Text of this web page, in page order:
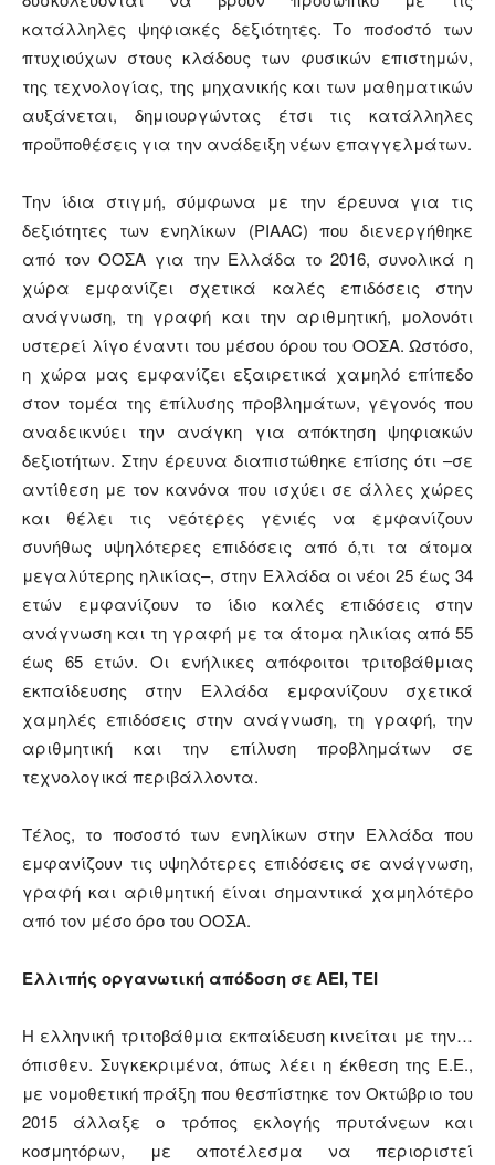
κατάλληλες ψηφιακές δεξιότητες. Το ποσοστό των
πτυχιούχων στους κλάδους των φυσικών επιστημών,
της τεχνολογίας, της μηχανικής και των μαθηματικών
αυξάνεται, δημιουργώντας έτσι τις κατάλληλες
προϋποθέσεις για την ανάδειξη νέων επαγγελμάτων.
Την ίδια στιγμή, σύμφωνα με την έρευνα για τις
δεξιότητες των ενηλίκων (PIAAC) που διενεργήθηκε
από τον ΟΟΣΑ για την Ελλάδα το 2016, συνολικά η
χώρα εμφανίζει σχετικά καλές επιδόσεις στην
ανάγνωση, τη γραφή και την αριθμητική, μολονότι
υστερεί λίγο έναντι του μέσου όρου του ΟΟΣΑ. Ωστόσο,
η χώρα μας εμφανίζει εξαιρετικά χαμηλό επίπεδο
στον τομέα της επίλυσης προβλημάτων, γεγονός που
αναδεικνύει την ανάγκη για απόκτηση ψηφιακών
δεξιοτήτων. Στην έρευνα διαπιστώθηκε επίσης ότι –σε
αντίθεση με τον κανόνα που ισχύει σε άλλες χώρες
και θέλει τις νεότερες γενιές να εμφανίζουν
συνήθως υψηλότερες επιδόσεις από ό,τι τα άτομα
μεγαλύτερης ηλικίας–, στην Ελλάδα οι νέοι 25 έως 34
ετών εμφανίζουν το ίδιο καλές επιδόσεις στην
ανάγνωση και τη γραφή με τα άτομα ηλικίας από 55
έως 65 ετών. Οι ενήλικες απόφοιτοι τριτοβάθμιας
εκπαίδευσης στην Ελλάδα εμφανίζουν σχετικά
χαμηλές επιδόσεις στην ανάγνωση, τη γραφή, την
αριθμητική και την επίλυση προβλημάτων σε
τεχνολογικά περιβάλλοντα.
Τέλος, το ποσοστό των ενηλίκων στην Ελλάδα που
εμφανίζουν τις υψηλότερες επιδόσεις σε ανάγνωση,
γραφή και αριθμητική είναι σημαντικά χαμηλότερο
από τον μέσο όρο του ΟΟΣΑ.
Ελλιπής οργανωτική απόδοση σε ΑΕΙ, ΤΕΙ
Η ελληνική τριτοβάθμια εκπαίδευση κινείται με την…
όπισθεν. Συγκεκριμένα, όπως λέει η έκθεση της Ε.Ε.,
με νομοθετική πράξη που θεσπίστηκε τον Οκτώβριο του
2015 άλλαξε ο τρόπος εκλογής πρυτάνεων και
κοσμητόρων, με αποτέλεσμα να περιοριστεί